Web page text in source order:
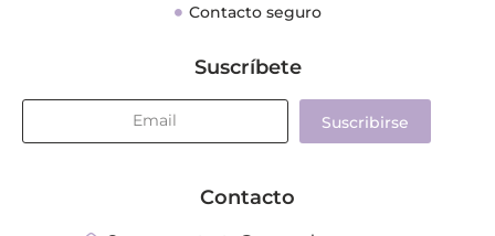
Contacto seguro
Suscríbete
Suscribirse
Contacto